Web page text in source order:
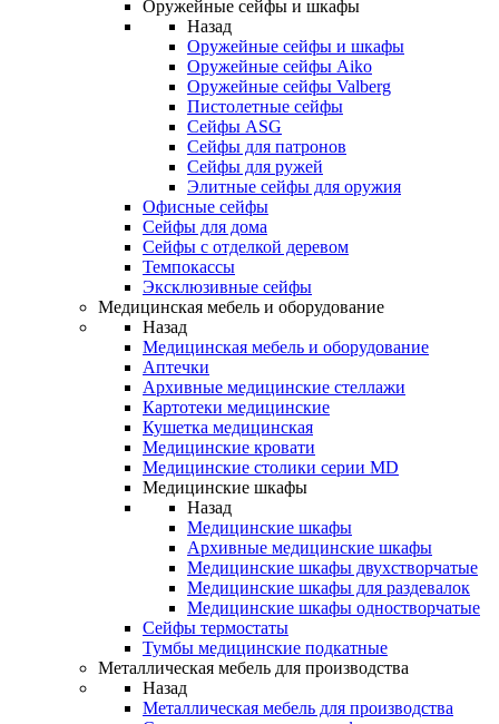
Оружейные сейфы и шкафы
Назад
Оружейные сейфы и шкафы
Оружейные сейфы Aiko
Оружейные сейфы Valberg
Пистолетные сейфы
Сейфы ASG
Сейфы для патронов
Сейфы для ружей
Элитные сейфы для оружия
Офисные сейфы
Сейфы для дома
Сейфы с отделкой деревом
Темпокассы
Эксклюзивные сейфы
Медицинская мебель и оборудование
Назад
Медицинская мебель и оборудование
Аптечки
Архивные медицинские стеллажи
Картотеки медицинские
Кушетка медицинская
Медицинские кровати
Медицинские столики серии MD
Медицинские шкафы
Назад
Медицинские шкафы
Архивные медицинские шкафы
Медицинские шкафы двухстворчатые
Медицинские шкафы для раздевалок
Медицинские шкафы одностворчатые
Сейфы термостаты
Тумбы медицинские подкатные
Металлическая мебель для производства
Назад
Металлическая мебель для производства